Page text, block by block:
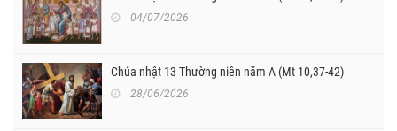
04/07/2026
Chúa nhật 13 Thường niên năm A (Mt 10,37-42)
28/06/2026